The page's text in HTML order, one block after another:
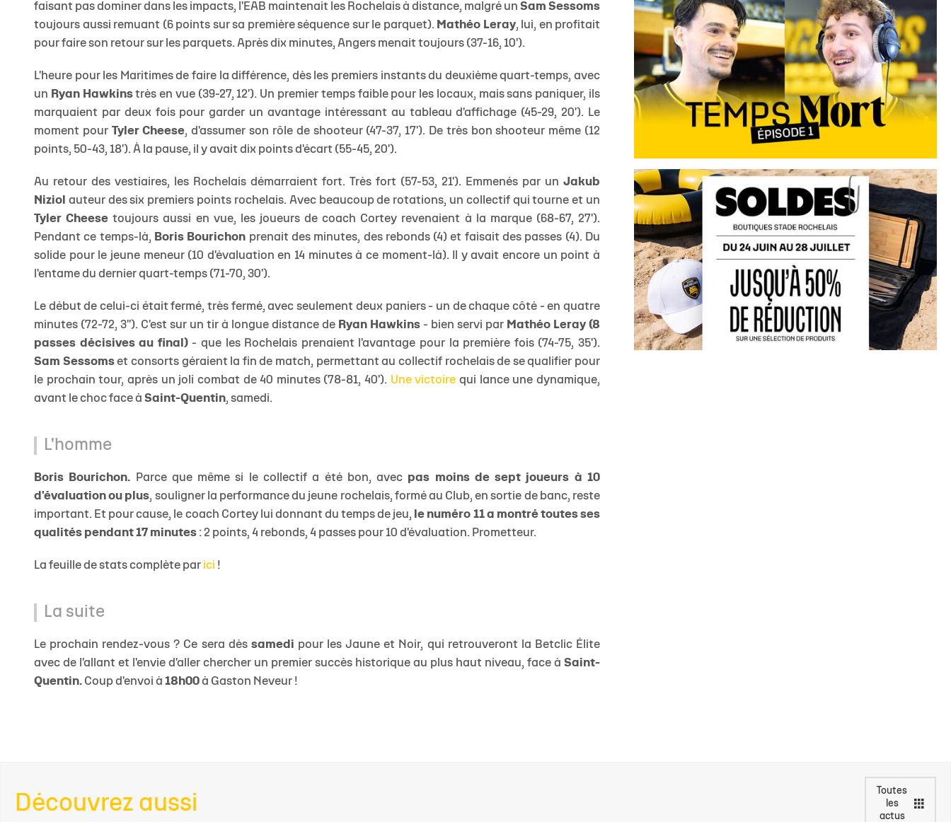
faisant pas dominer dans les impacts, l'EAB maintenait les Rochelais à distance, malgré un Sam Sessoms
toujours aussi remuant (6 points sur sa première séquence sur le parquet).Mathéo Leray, lui, en profitait
pour faire son retour sur les parquets. Après dix minutes, Angers menait toujours (37-16, 10').
L'heure pour les Maritimes de faire la différence, dès les premiers instants du deuxième quart-temps, avec
un Ryan Hawkinstrès en vue (39-27, 12'). Un premier temps faible pour les locaux, mais sans paniquer, ils
marquaient par deux fois pour garder un avantage intéressant au tableau d'affichage (45-29, 20'). Le
moment pour
Tyler Cheese, d'assumer son rôle de shooteur (47-37, 17'). De très bon shooteur même (12
points, 50-43, 18'). À la pause, il y avait dix points d'écart (55-45, 20').
Au retour des vestiaires, les Rochelais démarraient fort. Très fort (57-53, 21'). Emmenés par un Jakub
Niziol auteur des six premiers points rochelais. Avec beaucoup de rotations, un collectif qui tourne et un
Tyler Cheesetoujours aussi en vue, les joueurs de coach Cortey revenaient à la marque (68-67, 27').
Pendant ce temps-là, Boris Bourichon prenait des minutes, des rebonds (4) et faisait des passes (4). Du
solide pour le jeune meneur (10 d'évaluation en 14 minutes à ce moment-là). Il y avait encore un point à
l'entame du dernier quart-temps (71-70, 30').
Le début de celui-ci était fermé, très fermé, avec seulement deux paniers - un de chaque côté - en quatre
minutes (72-72, 3''). C'est sur un tir à longue distance de Ryan Hawkins - bien servi par Mathéo Leray (8
passes décisives au final)- que les Rochelais prenaient l'avantage pour la première fois (74-75, 35').
Sam Sessomset consorts géraient la fin de match, permettant au collectif rochelais de se qualifier pour
le prochain tour, après un joli combat de 40 minutes (78-81, 40'). Une victoire qui lance une dynamique,
avant le choc face à Saint-Quentin, samedi.
L'homme
Boris Bourichon. Parce que même si le collectif a été bon, avec pas moins de sept joueurs à 10
d'évaluation ou plus, souligner la performance du jeune rochelais, formé au Club, en sortie de banc, reste
important. Et pour cause, le coach Cortey lui donnant du temps de jeu, le numéro 11 a montré toutes ses
qualités pendant 17 minutes : 2 points, 4 rebonds, 4 passes pour 10 d'évaluation. Prometteur.
La feuille de stats complète par ici !
La suite
Le prochain rendez-vous ? Ce sera dès samedi pour les Jaune et Noir, qui retrouveront la Betclic Élite
avec de l'allant et l'envie d'aller chercher un premier succès historique au plus haut niveau, face à Saint-
Quentin. Coup d'envoi à 18h00 à Gaston Neveur !
Découvrez aussi
Toutes
les
actus